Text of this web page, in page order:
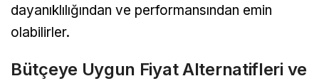
dayanıklılığından ve performansından emin
olabilirler.
Bütçeye Uygun Fiyat Alternatifleri ve